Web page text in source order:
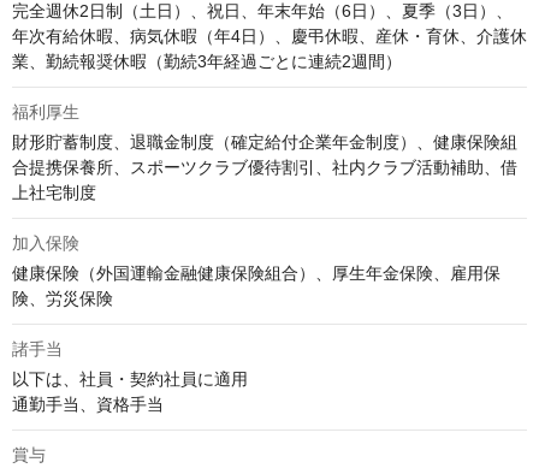
完全週休2日制（土日）、祝日、年末年始（6日）、夏季（3日）、
年次有給休暇、病気休暇（年4日）、慶弔休暇、産休・育休、介護休
業、勤続報奨休暇（勤続3年経過ごとに連続2週間）
福利厚生
財形貯蓄制度、退職金制度（確定給付企業年金制度）、健康保険組
合提携保養所、スポーツクラブ優待割引、社内クラブ活動補助、借
上社宅制度
加入保険
健康保険（外国運輸金融健康保険組合）、厚生年金保険、雇用保
険、労災保険
諸手当
以下は、社員・契約社員に適用
通勤手当、資格手当
賞与